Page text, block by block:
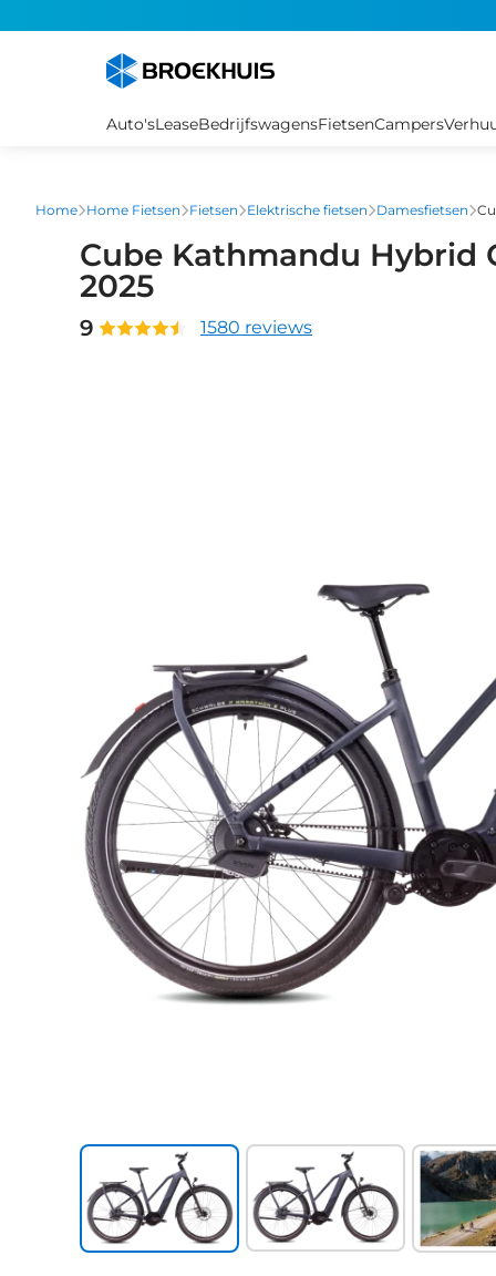
Auto'sLeaseBedrijfswagensFietsenCampers
Home Home Fietsen Fietsen Elektrische fietsen Damesfietsen
Cube Kathmandu Hybrid
2025
9 1580 reviews